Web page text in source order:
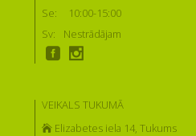
Se:
10:00-15:00
Sv:
Nestrādājam
VEIKALS TUKUMĀ
Elizabetes iela 14, Tukums